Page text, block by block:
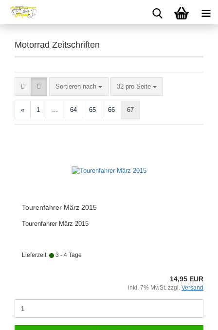
Motorrad Zeitschriften
Sortieren nach
Sortieren nach 32 pro Seite
pro Seite
« 1 ... 64 65 66 67
Tourenfahrer März 2015
Tourenfahrer März 2015
Lieferzeit: 3 - 4 Tage
14,95 EUR
inkl. 7% MwSt. zzgl. Versand